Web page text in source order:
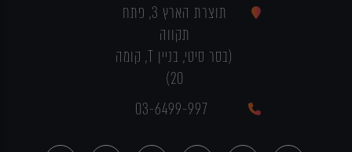
תוצרת הארץ 3, פתח
תקווה
(בסר סיטי, בניין T, קומה
20)
03-6499-997